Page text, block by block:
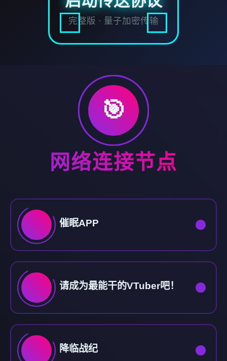
完整版 · 量子加密传输
🎯
网络连接节点
催眠APP
请成为最能干的VTuber吧！
降临战纪